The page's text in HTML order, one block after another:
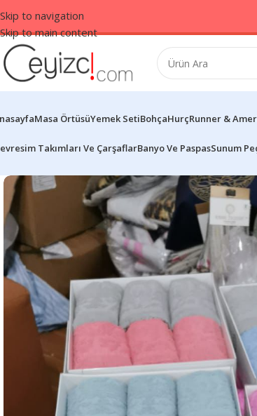
Skip to navigation
Skip to main content
Masa ÖrtüsüYemek SetiBohçaHurçRunner &
Takımları Ve ÇarşaflarBanyo Ve PaspasSunum